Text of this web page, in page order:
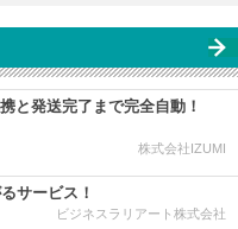
と発送完了まで完全自動！
株式会社IZUMI
サービス！
ビジネスラリアート株式会社